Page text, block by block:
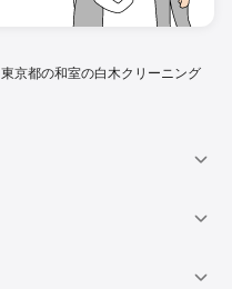
東京都の和室の白木クリーニング